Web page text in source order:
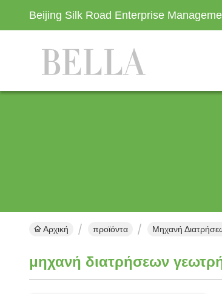
Beijing Silk Road Enterprise
Αρχική προϊόντα Μηχανή
μηχανή διατρήσεων